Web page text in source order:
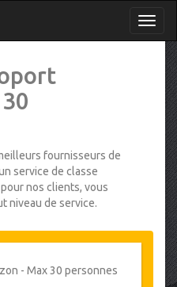
fournisseurs de
service de classe
nos clients, vous
niveau de service.
- Max 30 personnes